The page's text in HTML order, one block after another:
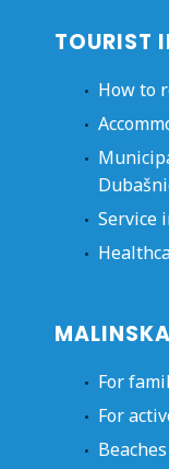
TOURIST
How to
Service
For
For
Beaches